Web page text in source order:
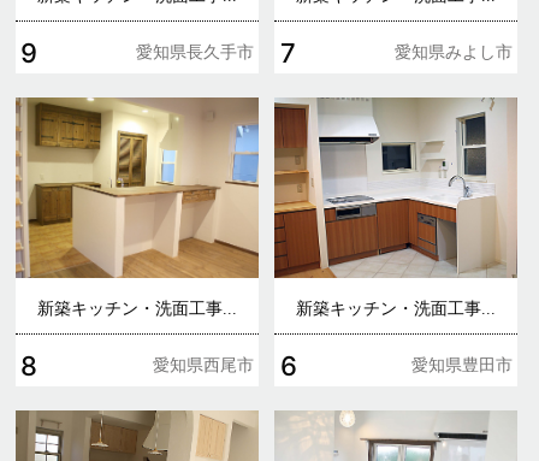
9 愛知県長久手市 7 愛知県みよし市
新築キッチン・洗面工事...
8 愛知県西尾市
新築キッチン・洗面工事...
6 愛知県豊田市